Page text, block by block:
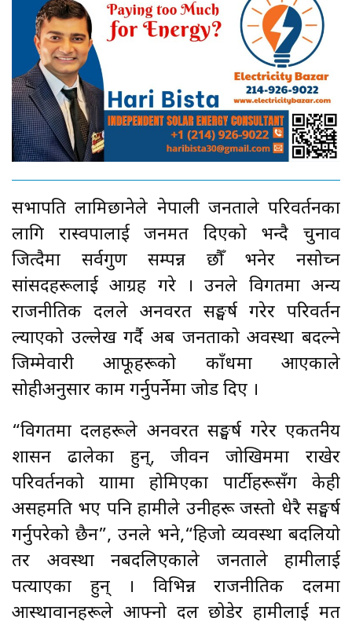
सभापति लामिछानेले नेपाली जनताले परिवर्तनका
लागि रास्वपालाई जनमत दिएको भन्दै चुनाव
जित्दैमा सर्वगुण सम्पन्न छौँ भनेर नसोच्न
सांसदहरूलाई आग्रह गरे । उनले विगतमा अन्य
राजनीतिक दलले अनवरत सङ्घर्ष गरेर परिवर्तन
ल्याएको उल्लेख गर्दै अब जनताको अवस्था बदल्ने
जिम्मेवारी आफूहरूको काँधमा आएकाले
सोहीअनुसार काम गर्नुपर्नेमा जोड दिए ।
“विगतमा दलहरूले अनवरत सङ्घर्ष गरेर एकतन्त्रीय
शासन ढालेका हुन्, जीवन जोखिममा राखेर
परिवर्तनको यात्रामा होमिएका पार्टीहरूसँग केही
असहमति भए पनि हामीले उनीहरू जस्तो धेरै सङ्घर्ष
गर्नुपरेको छैन”, उनले भने,“हिजो व्यवस्था बदलियो
तर अवस्था नबदलिएकाले जनताले हामीलाई
पत्याएका हुन् । विभिन्न राजनीतिक दलमा
आस्थावानहरूले आफ्नो दल छोडेर हामीलाई मत